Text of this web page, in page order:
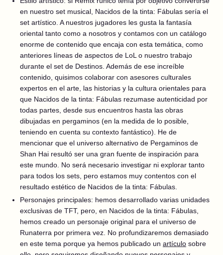
en nuestro set musical, Nacidos de la tinta: Fábulas sería el
set artístico. A nuestros jugadores les gusta la fantasía
oriental tanto como a nosotros y contamos con un catálogo
enorme de contenido que encaja con esta temática, como
anteriores líneas de aspectos de LoL o nuestro trabajo
durante el set de Destinos. Además de ese increíble
contenido, quisimos colaborar con asesores culturales
expertos en el arte, las historias y la cultura orientales para
que Nacidos de la tinta: Fábulas rezumase autenticidad por
todas partes, desde sus encuentros hasta las obras
dibujadas en pergaminos (en la medida de lo posible,
teniendo en cuenta su contexto fantástico). He de
mencionar que el universo alternativo de Pergaminos de
Shan Hai resultó ser una gran fuente de inspiración para
este mundo. No será necesario investigar ni explorar tanto
para todos los sets, pero estamos muy contentos con el
resultado estético de Nacidos de la tinta: Fábulas.
Personajes principales: hemos desarrollado varias unidades
exclusivas de TFT, pero, en Nacidos de la tinta: Fábulas,
hemos creado un personaje original para el universo de
Runaterra por primera vez. No profundizaremos demasiado
en este tema porque ya hemos publicado un artículo sobre